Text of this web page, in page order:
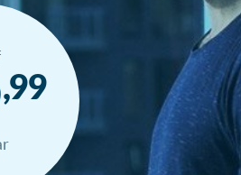
,99